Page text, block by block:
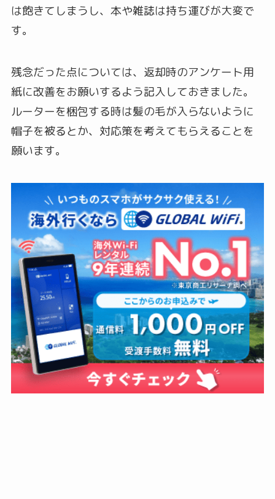
は飽きてしまうし、本や雑誌は持ち運びが大変で
す。
残念だった点については、返却時のアンケート用
紙に改善をお願いするよう記入しておきました。
ルーターを梱包する時は髪の毛が入らないように
帽子を被るとか、対応策を考えてもらえることを
願います。